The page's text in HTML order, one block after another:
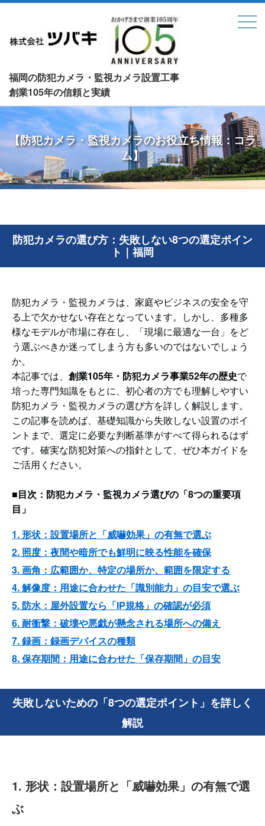
福岡の防犯カメラ・監視カメラ設置工事
創業105年の信頼と実績
【防犯カメラ・監視カメラのお役立ち情報：コラ
ム】
防犯カメラの選び方：失敗しない8つの選定ポイン
ト｜福岡
防犯カメラ・監視カメラは、家庭やビジネスの安全を守
る上で欠かせない存在となっています。しかし、多種多
様なモデルが市場に存在し、「現場に最適な一台」をど
う選ぶべきか迷ってしまう方も多いのではないでしょう
か。
本記事では、 創業105年・防犯カメラ事業52年の歴史で
培った専門知識をもとに、初心者の方でも理解しやすい
防犯カメラ・監視カメラの選び方を詳しく解説します。
この記事を読めば、基礎知識から失敗しない設置のポイ
ントまで、選定に必要な判断基準がすべて得られるはず
です。確実な防犯対策への指針として、ぜひ本ガイドを
ご活用ください。
■目次：防犯カメラ・監視カメラ選びの「8つの重要項
目」
1. 形状：設置場所と「威嚇効果」の有無で選ぶ
2. 照度：夜間や暗所でも鮮明に映る性能を確保
3. 画角：広範囲か、特定の場所か、範囲を限定する
4. 解像度：用途に合わせた「識別能力」の目安で選ぶ
5. 防水：屋外設置なら「IP規格」の確認が必須
6. 耐衝撃：破壊や悪戯が懸念される場所への備え
7. 録画：録画デバイスの種類
8. 保存期間：用途に合わせた「保存期間」の目安
失敗しないための「8つの選定ポイント」を詳しく
解説
1. 形状：設置場所と「威嚇効果」の有無で選
ぶ